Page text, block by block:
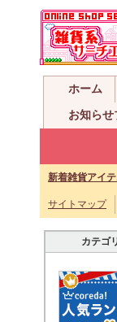
ホーム
お知らせ
新着雑貨アイ
サイトマップ
カテゴ